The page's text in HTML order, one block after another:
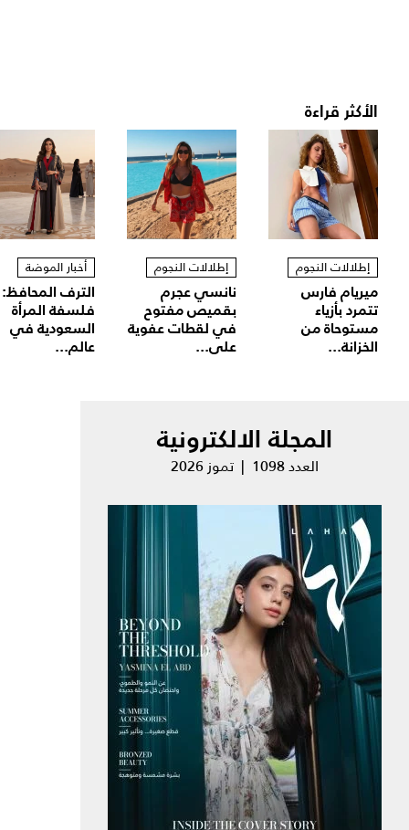
الأكثر قراءة
إطلالات النجوم
ميريام فارس
تتمرد بأزياء
مستوحاة من
الخزانة...
إطلالات النجوم
نانسي عجرم
بقميص مفتوح
في لقطات عفوية
على...
أخبار الموضة
الترف المحافظ:
فلسفة المرأة
السعودية في
عالم...
المجلة الالكترونية
العدد 1098 | تموز 2026